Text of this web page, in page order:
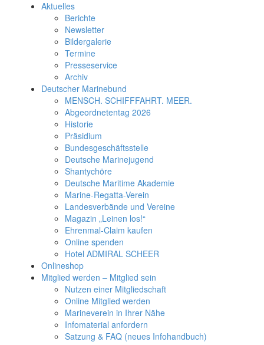
Aktuelles
Berichte
Newsletter
Bildergalerie
Termine
Presseservice
Archiv
Deutscher Marinebund
MENSCH. SCHIFFFAHRT. MEER.
Abgeordnetentag 2026
Historie
Präsidium
Bundesgeschäftsstelle
Deutsche Marinejugend
Shantychöre
Deutsche Maritime Akademie
Marine-Regatta-Verein
Landesverbände und Vereine
Magazin „Leinen los!“
Ehrenmal-Claim kaufen
Online spenden
Hotel ADMIRAL SCHEER
Onlineshop
Mitglied werden – Mitglied sein
Nutzen einer Mitgliedschaft
Online Mitglied werden
Marineverein in Ihrer Nähe
Infomaterial anfordern
Satzung & FAQ (neues Infohandbuch)